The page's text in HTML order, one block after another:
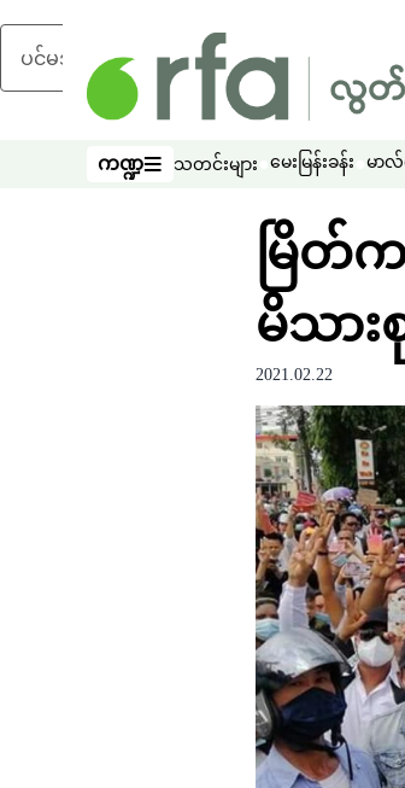
ပင်မအကြောင်းအရာသို့ ကျော်ရန်
ကဏ္ဍ
ကဏ္ဍ သတင်းများ မေးမြန်းခန်း မာ
မြိတ်
မိသား
2021.02.22